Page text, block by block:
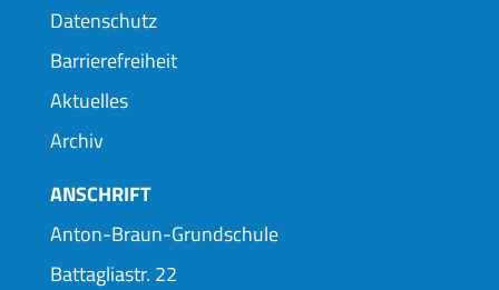
Datenschutz
Barrierefreiheit
Aktuelles
Archiv
ANSCHRIFT
Anton-Braun-Grundschule
Battagliastr. 22